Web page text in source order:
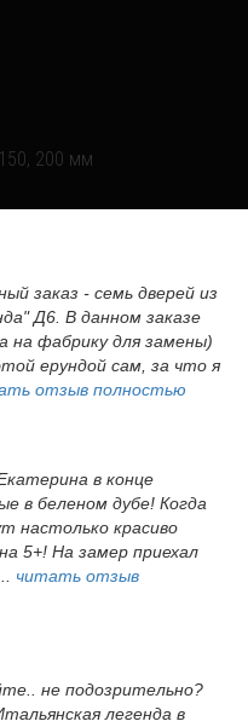
200 мм
заказ - семь дверей из
Д6. В данном заказе
на фабрику для замены)
ерундой сам, за что я
отзыв полностью
в конце
в беленом дубе! Когда
настолько красиво
5+! На замер приехал
читать отзыв
не подозрительно?
легенда в